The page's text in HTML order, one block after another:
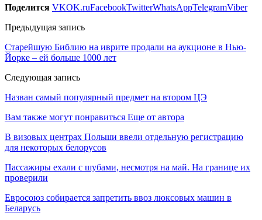
Поделится VKOK.ruFacebookTwitterWhatsAppTelegramViber
Предыдущая запись
Старейшую Библию на иврите продали на аукционе в Нью-
Йорке – ей больше 1000 лет
Следующая запись
Назван самый популярный предмет на втором ЦЭ
Вам также могут понравиться Еще от автора
В визовых центрах Польши ввели отдельную регистрацию
для некоторых белорусов
Пассажиры ехали с шубами, несмотря на май. На границе их
проверили
Евросоюз собирается запретить ввоз люксовых машин в
Беларусь